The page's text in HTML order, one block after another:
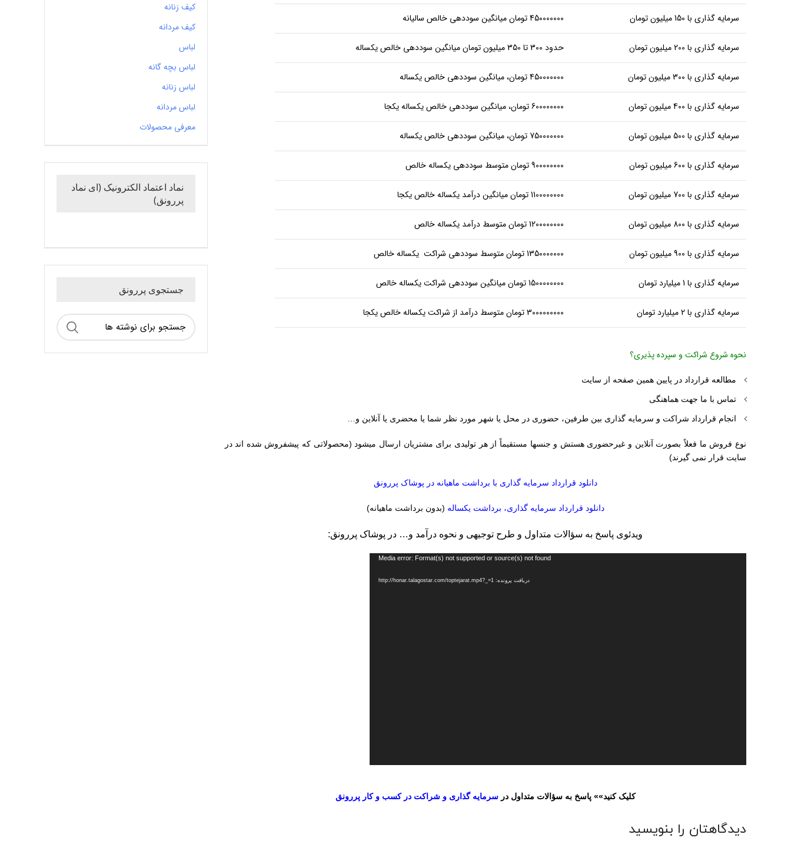
سرمایه گذاری با 150 میلیون تومان 450000000 تومان میانگین سوددهی خالص سالیانه
سرمایه گذاری با 200 میلیون تومان حدود 300 تا 350 میلیون تومان میانگین سوددهی خالص یکساله
سرمایه گذاری با 300 میلیون تومان 450000000 تومان، میانگین سوددهی خالص یکساله
سرمایه گذاری با 400 میلیون تومان 600000000 تومان، میانگین سوددهی خالص یکساله یکجا
سرمایه گذاری با 500 میلیون تومان 750000000 تومان، میانگین سوددهی خالص یکساله
سرمایه گذاری با 600 میلیون تومان 900000000 تومان متوسط سوددهی یکساله خالص
سرمایه گذاری با 700 میلیون تومان 1100000000 تومان میانگین درآمد یکساله خالص یکجا
سرمایه گذاری با 800 میلیون تومان 1200000000 تومان متوسط درآمد یکساله خالص
سرمایه گذاری با 900 میلیون تومان 1350000000 تومان متوسط سوددهی شراکت یکساله خالص
سرمایه گذاری با 1 میلیارد تومان 1500000000 تومان میانگین سوددهی شراکت یکساله خالص
سرمایه گذاری با 2 میلیارد تومان 3000000000 تومان متوسط درآمد از شراکت یکساله خالص یکجا
نحوه شروع شراکت و سپرده پذیری؟
مطالعه قرارداد در پایین همین صفحه از سایت
تماس با ما جهت هماهنگی
انجام قرارداد شراکت و سرمایه گذاری بین طرفین، حضوری در محل یا شهر مورد نظر شما یا محضری یا آنلاین و…
نوع فروش ما فعلاً بصورت آنلاین و غیرحضوری هستش و جنسها مستقیماً از هر تولیدی برای مشتریان ارسال میشود (محصولاتی که پیشفروش شده اند در
سایت قرار نمی گیرند)
دانلود قرارداد سرمایه گذاری با برداشت ماهیانه در پوشاک پررونق
دانلود قرارداد سرمایه گذاری، برداشت یکساله (بدون برداشت ماهیانه)
ویدئوی پاسخ به سؤالات متداول و طرح توجیهی و نحوه درآمد و… در پوشاک پررونق:
Media error: Format(s) not supported or source(s) not found
دریافت پرونده: http://honar.talagostar.com/toptejarat.mp4?_=1
کلیک کنید»» پاسخ به سؤالات متداول درسرمایه گذاری و شراکت در کسب و کار پررونق
دیدگاهتان را بنویسید
کیف زنانه
کیف مردانه
لباس
لباس بچه گانه
لباس زنانه
لباس مردانه
معرفی محصولات
نماد اعتماد الکترونیک (ای نماد
پررونق)
جستجوی پررونق